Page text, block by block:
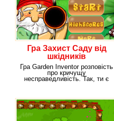
Гра Захист Саду від
шкідників
Гра Garden Inventor розповість
про кричущу
несправедливість. Так, ти є